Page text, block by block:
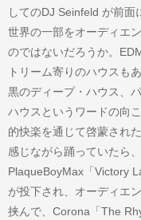
してのDJ Seinfeld が前
世界の一部をオーディエ
のではないだろうか。
トリーム寄りのハウスも
黒のディープ・ハウス、
ハウスというワードの向
的快楽を通じて啓蒙され
感じながら踊っていたら
PlaqueBoyMax「Victory
が投下され、オーディエ
挟んで、Corona「The